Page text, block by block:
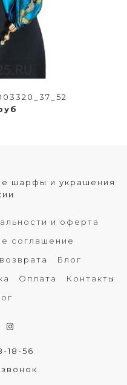
шарфы и украшения
и оферта
соглашение
Блог
Оплата
Контакты
18-56